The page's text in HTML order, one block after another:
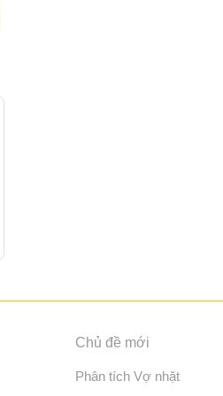
Chủ đề mới
Phân tích Vợ nhặt